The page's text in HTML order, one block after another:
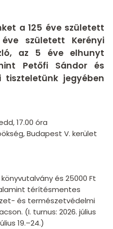
a 125 éve született
született Kerényi
az 5 éve elhunyt
Petőfi Sándor és
tiszteletünk jegyében
17.00 óra
Budapest V. kerület
és 25000 Ft
térítésmentes
és természetvédelmi
(I. turnus: 2026. július
19.–24.)